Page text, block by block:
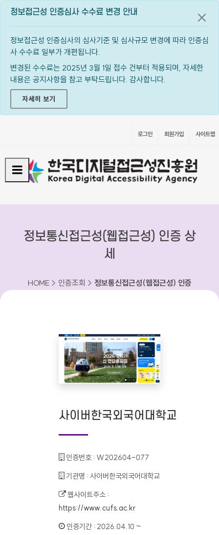
정보접근성 인증심사 수수료 변경 안내
정보접근성 인증심사의 심사기준 및 심사규모 변경에 따라 인증심
사 수수료 일부가 개편됩니다.
변경된 수수료는 2025년 3월 1일 접수 건부터 적용되며, 자세한
내용은 공지사항을 참고 부탁드립니다. 감사합니다.
자세히 보기
공지
로그인 회원가입 사이트맵
정보통신접근성(웹접근성) 인증 상
세
HOME > 인증조회 > 정보통신접근성(웹접근성) 인증
사이버한국외국어대학교
인증번호 : W202604-077
기관명 : 사이버한국외국어대학교
웹사이트주소 :
https://www.cufs.ac.kr
인증기간 : 2026.04.10 ~